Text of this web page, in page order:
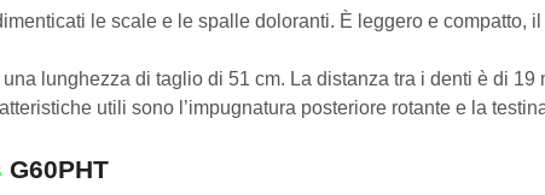
le scale e le spalle doloranti. È leggero e compatto, il
lunghezza di taglio di 51 cm. La distanza tra i denti è di
utili sono l’impugnatura posteriore rotante e la
G60PHT